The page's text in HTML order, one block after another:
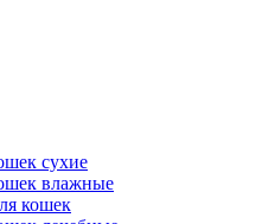
сухие
влажные
кошек